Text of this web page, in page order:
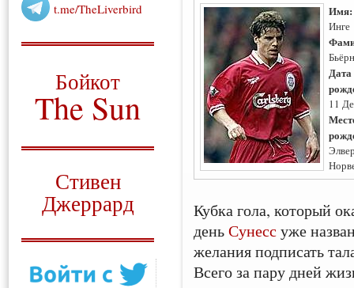
t.me/TheLiverbird
Бойкот
The Sun
Стивен
Джеррард
Инге
Дата
11
Кубка гола, который
деньСунесс уже
желания подписать
Всего за пару дней